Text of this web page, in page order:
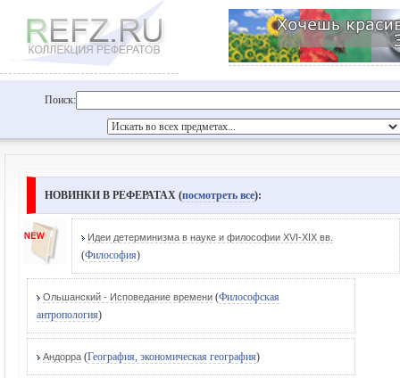
Поиск:
НОВИНКИ В РЕФЕРАТАХ (посмотреть все):
Идеи детерминизма в науке и философии XVI-XIX вв.
(Философия)
Ольшанский - Исповедание времени (Философская
антропология)
Андорра (География, экономическая география)